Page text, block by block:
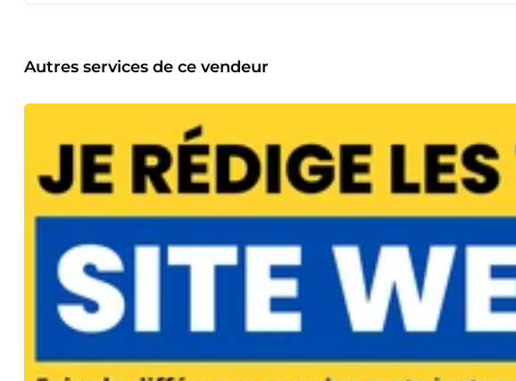
Autres services de ce vendeur